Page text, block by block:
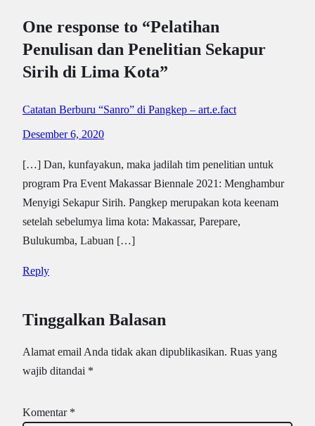
One response to “Pelatihan
Penulisan dan Penelitian Sekapur
Sirih di Lima Kota”
Catatan Berburu “Sanro” di Pangkep – art.e.fact
Desember 6, 2020
[…] Dan, kunfayakun, maka jadilah tim penelitian untuk
program Pra Event Makassar Biennale 2021: Menghambur
Menyigi Sekapur Sirih. Pangkep merupakan kota keenam
setelah sebelumya lima kota: Makassar, Parepare,
Bulukumba, Labuan […]
Reply
Tinggalkan Balasan
Alamat email Anda tidak akan dipublikasikan. Ruas yang
wajib ditandai *
Komentar *